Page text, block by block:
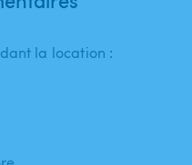
la location :